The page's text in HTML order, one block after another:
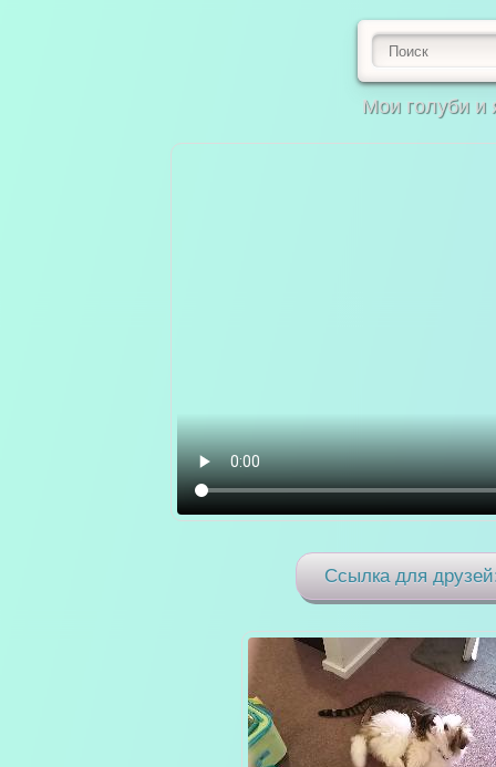
Мои голуби и
Ссылка для